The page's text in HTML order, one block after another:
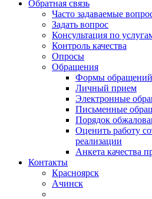
Обратная связь
Часто задаваемые
Задать вопрос
Консультация по
Контроль качества
Опросы
Обращения
Формы обращений
Личный прием
Электронные
Письменные
Порядок
Оценить работу
реализации
Анкета качества
Контакты
Красноярск
Ачинск